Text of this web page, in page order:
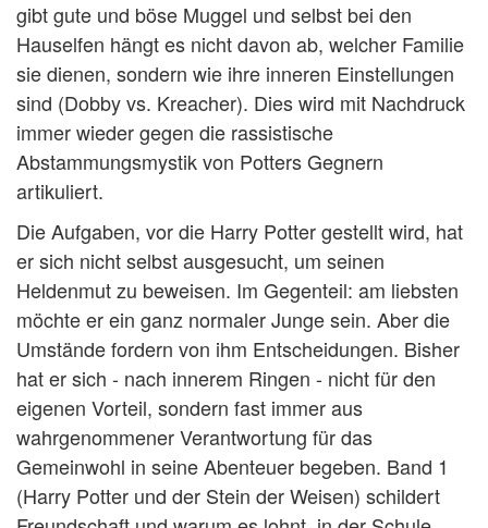
gibt gute und böse Muggel und selbst bei den
Hauselfen hängt es nicht davon ab, welcher Familie
sie dienen, sondern wie ihre inneren Einstellungen
sind (Dobby vs. Kreacher). Dies wird mit Nachdruck
immer wieder gegen die rassistische
Abstammungsmystik von Potters Gegnern
artikuliert.
Die Aufgaben, vor die Harry Potter gestellt wird, hat
er sich nicht selbst ausgesucht, um seinen
Heldenmut zu beweisen. Im Gegenteil: am liebsten
möchte er ein ganz normaler Junge sein. Aber die
Umstände fordern von ihm Entscheidungen. Bisher
hat er sich - nach innerem Ringen - nicht für den
eigenen Vorteil, sondern fast immer aus
wahrgenommener Verantwortung für das
Gemeinwohl in seine Abenteuer begeben. Band 1
(Harry Potter und der Stein der Weisen) schildert